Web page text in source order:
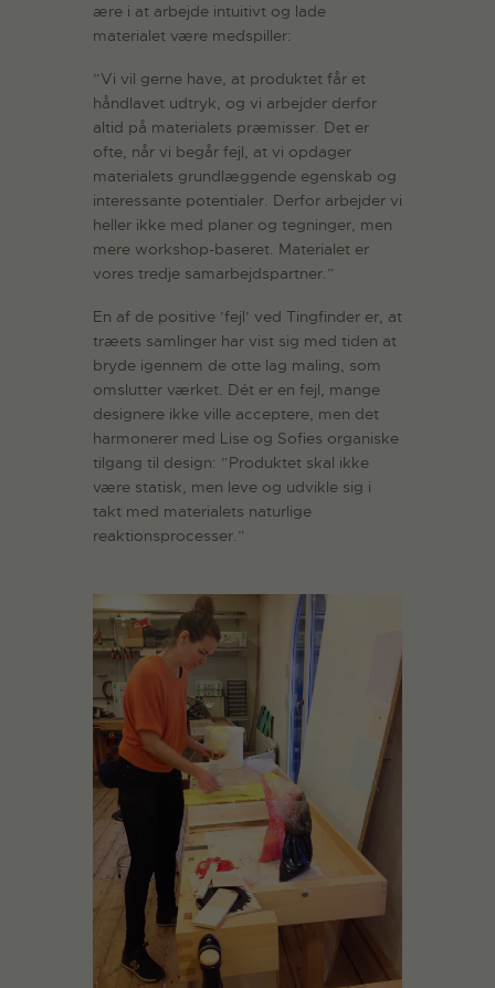
ære i at arbejde intuitivt og lade
materialet være medspiller:
”Vi vil gerne have, at produktet får et
håndlavet udtryk, og vi arbejder derfor
altid på materialets præmisser. Det er
ofte, når vi begår fejl, at vi opdager
materialets grundlæggende egenskab og
interessante potentialer. Derfor arbejder vi
heller ikke med planer og tegninger, men
mere workshop-baseret. Materialet er
vores tredje samarbejdspartner.”
En af de positive ’fejl’ ved Tingfinder er, at
træets samlinger har vist sig med tiden at
bryde igennem de otte lag maling, som
omslutter værket. Dét er en fejl, mange
designere ikke ville acceptere, men det
harmonerer med Lise og Sofies organiske
tilgang til design: ”Produktet skal ikke
være statisk, men leve og udvikle sig i
takt med materialets naturlige
reaktionsprocesser.”